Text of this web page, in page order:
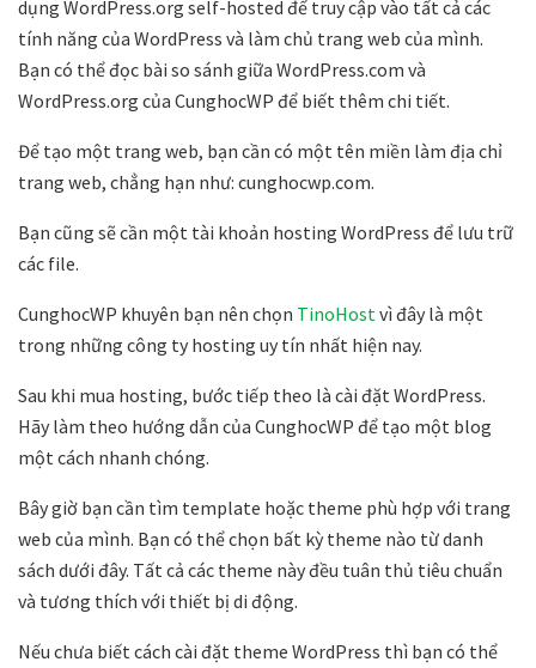
dụng WordPress.org self-hosted để truy cập vào tất cả các
tính năng của WordPress và làm chủ trang web của mình.
Bạn có thể đọc bài so sánh giữa WordPress.com và
WordPress.org của CunghocWP để biết thêm chi tiết.
Để tạo một trang web, bạn cần có một tên miền làm địa chỉ
trang web, chẳng hạn như: cunghocwp.com.
Bạn cũng sẽ cần một tài khoản hosting WordPress để lưu trữ
các file.
CunghocWP khuyên bạn nên chọn TinoHost vì đây là một
trong những công ty hosting uy tín nhất hiện nay.
Sau khi mua hosting, bước tiếp theo là cài đặt WordPress.
Hãy làm theo hướng dẫn của CunghocWP để tạo một blog
một cách nhanh chóng.
Bây giờ bạn cần tìm template hoặc theme phù hợp với trang
web của mình. Bạn có thể chọn bất kỳ theme nào từ danh
sách dưới đây. Tất cả các theme này đều tuân thủ tiêu chuẩn
và tương thích với thiết bị di động.
Nếu chưa biết cách cài đặt theme WordPress thì bạn có thể